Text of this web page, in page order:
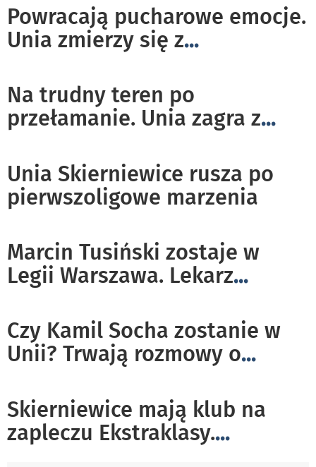
Powracają pucharowe emocje.
Unia zmierzy się z...
Na trudny teren po
przełamanie. Unia zagra z...
Unia Skierniewice rusza po
pierwszoligowe marzenia
Marcin Tusiński zostaje w
Legii Warszawa. Lekarz...
Czy Kamil Socha zostanie w
Unii? Trwają rozmowy o...
Skierniewice mają klub na
zapleczu Ekstraklasy....